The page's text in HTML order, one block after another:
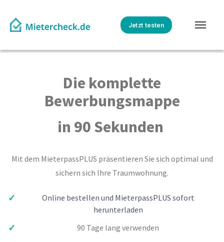
Jetzt testen
Die komplette
Bewerbungsmappe
in 90 Sekunden
Mit dem MieterpassPLUS präsentieren Sie sich optimal und
sichern sich Ihre Traumwohnung.
Online bestellen und MieterpassPLUS sofort
herunterladen
90 Tage lang verwenden